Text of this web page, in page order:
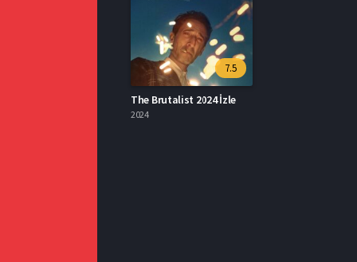
7.5
The Brutalist 2024 İzle
2024